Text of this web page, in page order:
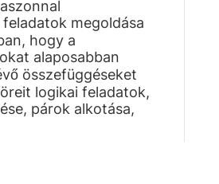
megoldása
hogy a
alaposabban
összefüggéseket
logikai feladatok,
párok alkotása,